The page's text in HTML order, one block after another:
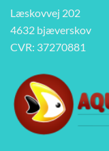
Læskovvej 202
4632 bjæverskov
CVR: 37270881